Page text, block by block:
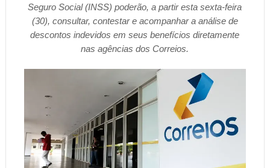
Seguro Social (INSS) poderão, a partir esta sexta-feira
(30), consultar, contestar e acompanhar a análise de
descontos indevidos em seus benefícios diretamente
nas agências dos Correios.